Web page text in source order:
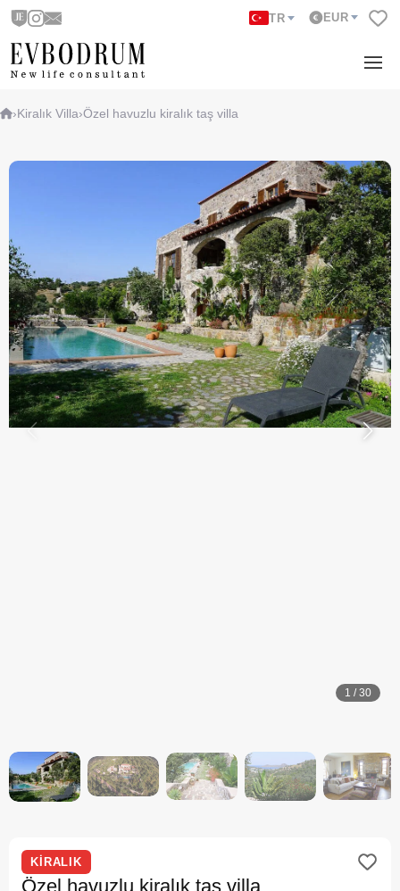
TR EUR
› Kiralık Villa›Özel havuzlu kiralık taş villa
1 /30
KİRALIK
Özel havuzlu kiralık taş villa